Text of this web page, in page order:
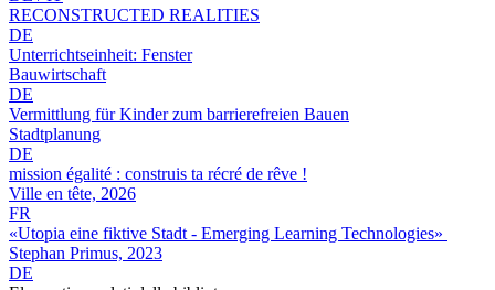
RECONSTRUCTED REALITIES
DE
Unterrichtseinheit: Fenster
Bauwirtschaft
DE
Vermittlung für Kinder zum barrierefreien Bauen
Stadtplanung
DE
mission égalité : construis ta récré de rêve !
Ville en tête, 2026
FR
«Utopia eine fiktive Stadt - Emerging Learning Technologies»
Stephan Primus, 2023
DE